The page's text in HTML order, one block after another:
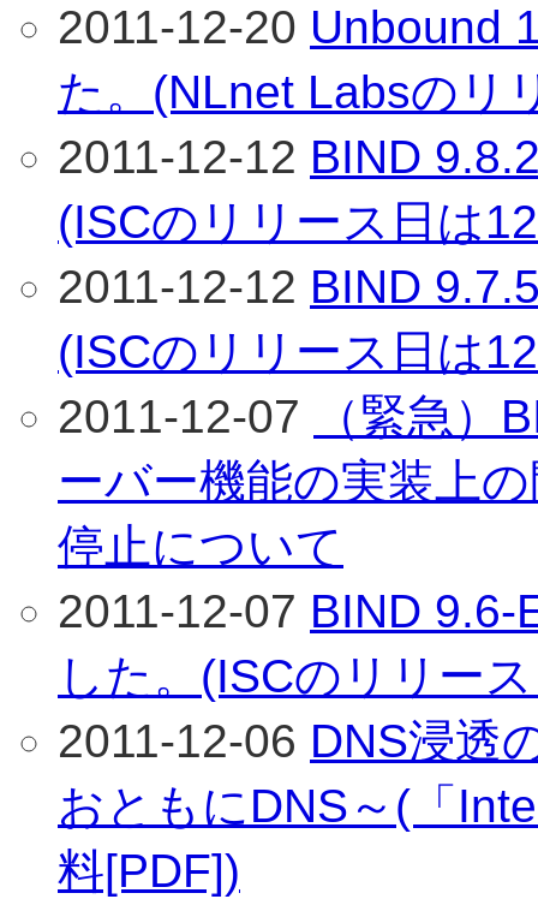
2011-12-20 Unbound
た。(NLnet Labsのリ
2011-12-12 BIND
(ISCのリリース日は
2011-12-12 BIND
(ISCのリリース日は
2011-12-07
（緊急）
ーバー機能の実装上
停止について
2011-12-07 BIND 9.6-
した。(ISCのリリー
2011-12-06 DNS浸透
おともにDNS～(「
料[PDF])